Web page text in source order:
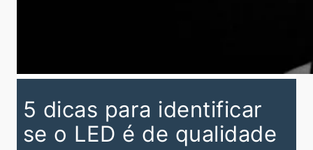
5 dicas para identificar
se o LED é de qualidade